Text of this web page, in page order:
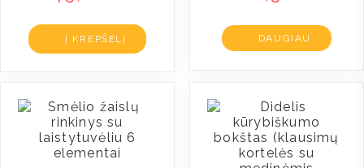
Į KREPŠELĮ DAUGIAU